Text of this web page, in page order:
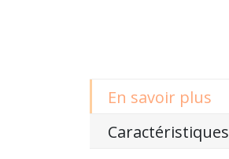
En savoir plus
Caractéristiques